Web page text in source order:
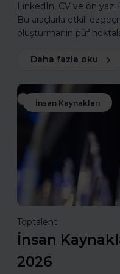
LinkedIn, CV ve ön yazı
Bu araçlarla etkili
oluşturmanın püf
Daha fazla oku
İnsan Kaynakları
Toptalent
İnsan
2026